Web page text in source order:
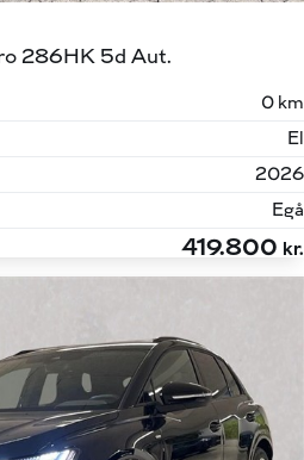
286HK 5d Aut.
0 km
El
2026
Egå
419.800 kr.